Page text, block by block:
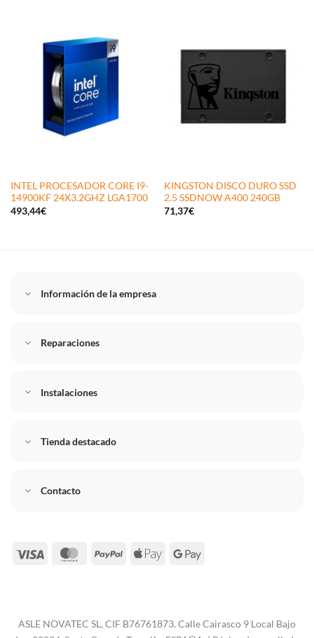
INTEL PROCESADOR CORE I9-
14900KF 24X3.2GHZ LGA1700
493,44€
KINGSTON DISCO DURO SSD
2.5 SSDNOW A400 240GB
71,37€
Información de la empresa
Reparaciones
Instalaciones
Tienda destacado
Contacto
Visa MasterCard
PayPal Apple
Google
ASLE NOVATEC SL, CIF B76761873. Calle Cairasco 9 Local Bajo